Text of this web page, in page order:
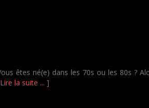
êtes né(e) dans les 70s ou les 80s ?
la suite ... ]